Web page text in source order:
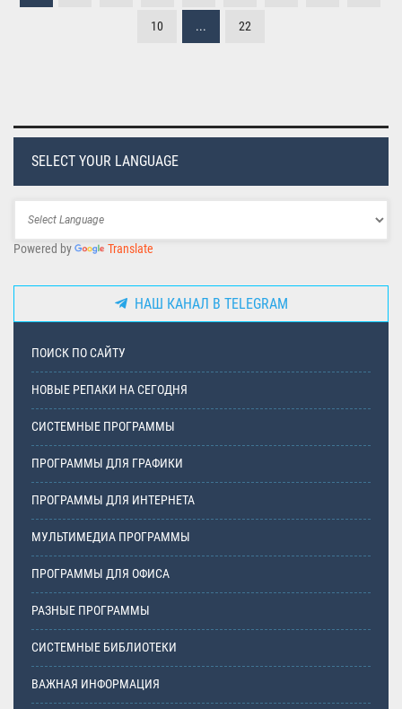
10 ... 22
SELECT YOUR LANGUAGE
Powered by Translate
НАШ КАНАЛ В TELEGRAM
ПОИСК ПО САЙТУ
НОВЫЕ РЕПАКИ НА СЕГОДНЯ
СИСТЕМНЫЕ ПРОГРАММЫ
ПРОГРАММЫ ДЛЯ ГРАФИКИ
ПРОГРАММЫ ДЛЯ ИНТЕРНЕТА
МУЛЬТИМЕДИА ПРОГРАММЫ
ПРОГРАММЫ ДЛЯ ОФИСА
РАЗНЫЕ ПРОГРАММЫ
СИСТЕМНЫЕ БИБЛИОТЕКИ
ВАЖНАЯ ИНФОРМАЦИЯ